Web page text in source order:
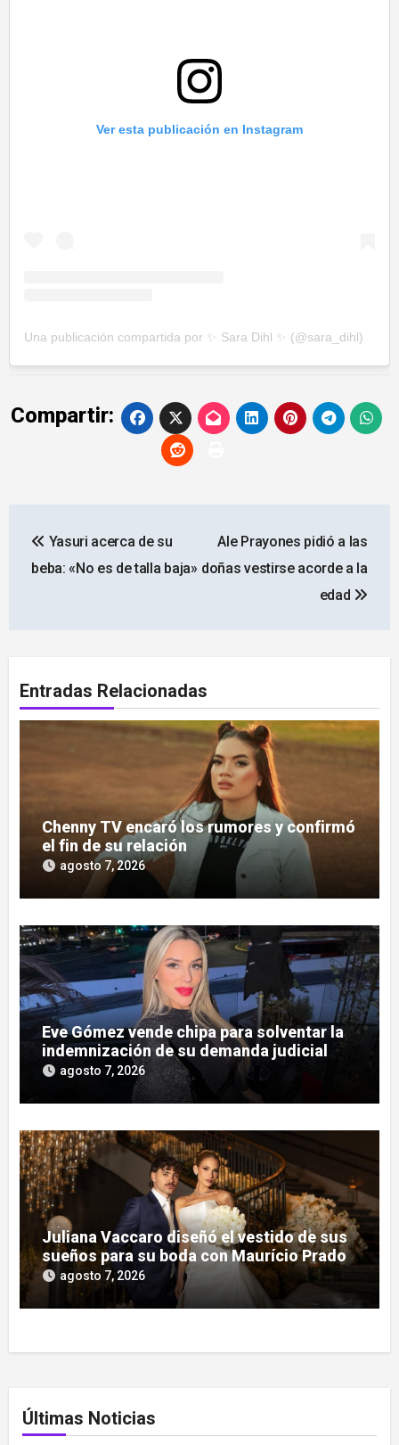
Ver esta publicación en Instagram
Una publicación compartida por ✨ Sara Dihl ✨ (@sara_dihl)
Compartir:
de
Yasuri acerca de su
beba: «No es de talla baja»
Ale Prayones pidió a las
doñas vestirse acorde a la
edad
Entradas Relacionadas
Chenny TV encaró los rumores y confirmó
el fin de su relación
agosto 7, 2026
Eve Gómez vende chipa para solventar la
indemnización de su demanda judicial
agosto 7, 2026
Juliana Vaccaro diseñó el vestido de sus
sueños para su boda con Maurício Prado
agosto 7, 2026
Últimas Noticias